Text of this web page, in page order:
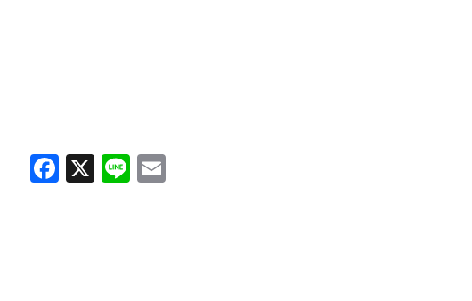
F
a
X Li
n